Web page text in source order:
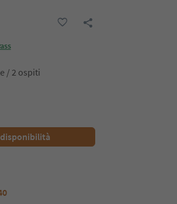
/ 2 ospiti